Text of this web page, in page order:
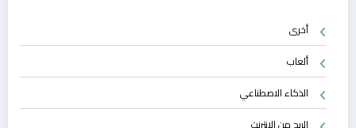
أخرى
ألعاب
الذكاء الاصطناعي
الربح من الانترنت